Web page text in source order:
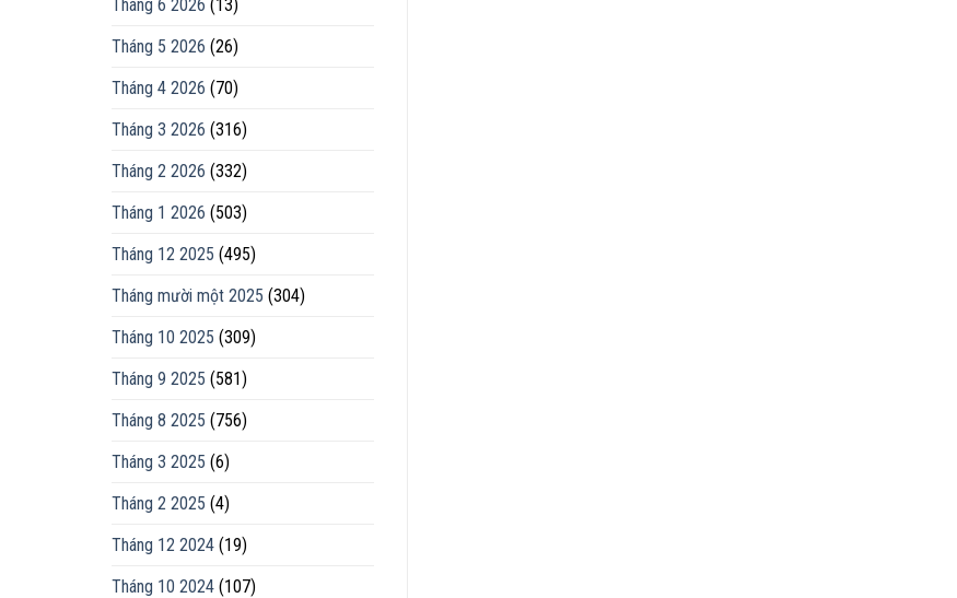
Tháng 6 2026 (13)
Tháng 5 2026 (26)
Tháng 4 2026 (70)
Tháng 3 2026 (316)
Tháng 2 2026 (332)
Tháng 1 2026 (503)
Tháng 12 2025 (495)
Tháng mười một 2025 (304)
Tháng 10 2025 (309)
Tháng 9 2025 (581)
Tháng 8 2025 (756)
Tháng 3 2025 (6)
Tháng 2 2025 (4)
Tháng 12 2024 (19)
Tháng 10 2024 (107)